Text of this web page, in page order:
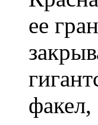
ее
факел,